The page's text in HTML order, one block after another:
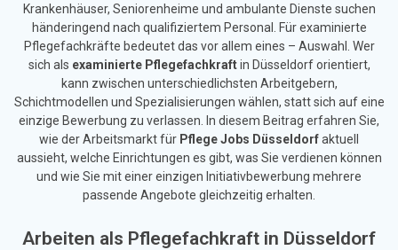
Krankenhäuser, Seniorenheime und ambulante Dienste suchen
händeringend nach qualifiziertem Personal. Für examinierte
Pflegefachkräfte bedeutet das vor allem eines – Auswahl. Wer
sich als examinierte Pflegefachkraftin Düsseldorf orientiert,
kann zwischen unterschiedlichsten Arbeitgebern,
Schichtmodellen und Spezialisierungen wählen, statt sich auf eine
einzige Bewerbung zu verlassen. In diesem Beitrag erfahren Sie,
wie der Arbeitsmarkt für Pflege Jobs Düsseldorfaktuell
aussieht, welche Einrichtungen es gibt, was Sie verdienen können
und wie Sie mit einer einzigen Initiativbewerbung mehrere
passende Angebote gleichzeitig erhalten.
Arbeiten als Pflegefachkraft in Düsseldorf